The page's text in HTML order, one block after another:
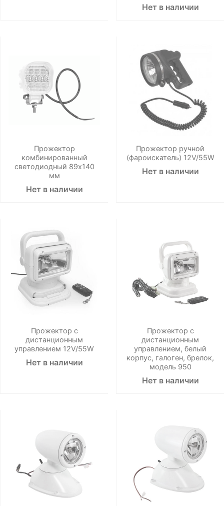
Нет в наличии
Прожектор
комбинированный
светодиодный 89х140
мм
Нет в наличии
Прожектор ручной
(фароискатель) 12V/55W
Нет в наличии
Прожектор с
дистанционным
управлением 12V/55W
Нет в наличии
Прожектор с
дистанционным
управлением, белый
корпус, галоген, брелок,
модель 950
Нет в наличии